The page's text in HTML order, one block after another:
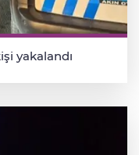
yakalandı